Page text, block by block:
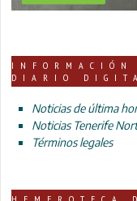
INFORMACIÓN
DIARIO
Noticias de última
Noticias Tenerife
Términos legales